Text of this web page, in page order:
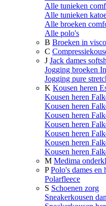
Alle tunieken
Alle tunieken
Alle broeken
Alle polo's
B Broeken in
C
J Jack dames
Jogging broeken
Jogging pure
K Kousen heren
Kousen heren
Kousen heren
Kousen heren
Kousen heren
Kousen heren
Kousen heren
Kousen heren
M Medima
P Polo's dames en
Polarfleece
S Schoenen zorg
Sneakerkousen